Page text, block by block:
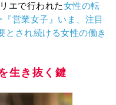
エで行われた女性の転
営業女子』いま、注目
とされ続ける女性の働き
生き抜く鍵